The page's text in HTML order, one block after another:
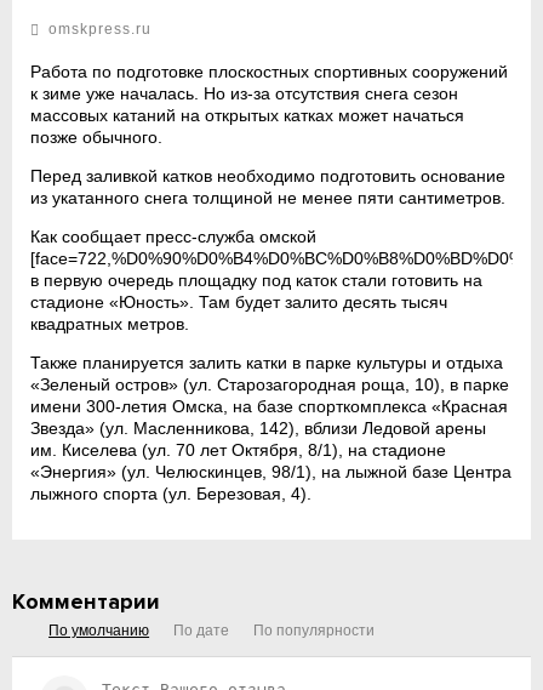
omskpress.ru
Работа по подготовке плоскостных спортивных сооружений
к зиме уже началась. Но из-за отсутствия снега сезон
массовых катаний на открытых катках может начаться
позже обычного.
Перед заливкой катков необходимо подготовить основание
из укатанного снега толщиной не менее пяти сантиметров.
Как сообщает пресс-служба омской
в первую очередь площадку под каток стали готовить на
стадионе «Юность». Там будет залито десять тысяч
квадратных метров.
Также планируется залить катки в парке культуры и отдыха
«Зеленый остров» (ул. Старозагородная роща, 10), в парке
имени 300-летия Омска, на базе спорткомплекса «Красная
Звезда» (ул. Масленникова, 142), вблизи Ледовой арены
им. Киселева (ул. 70 лет Октября, 8/1), на стадионе
«Энергия» (ул. Челюскинцев, 98/1), на лыжной базе Центра
лыжного спорта (ул. Березовая, 4).
Комментарии
По умолчанию По дате По популярности